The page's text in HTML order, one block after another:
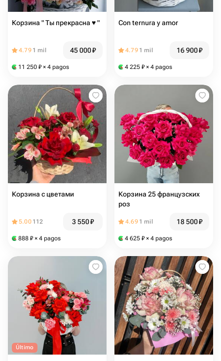
Корзина " Ты прекрасна ♥ "
4.79 1 mil 45 000₽
11 250 ₽ × 4 pagos
Con ternura y amor
4.79 1 mil 16 900₽
4 225 ₽ × 4 pagos
Корзина с цветами
5.00 112 3 550₽
888 ₽ × 4 pagos
Корзина 25 французских
роз
4.69 1 mil 18 500₽
4 625 ₽ × 4 pagos
Último